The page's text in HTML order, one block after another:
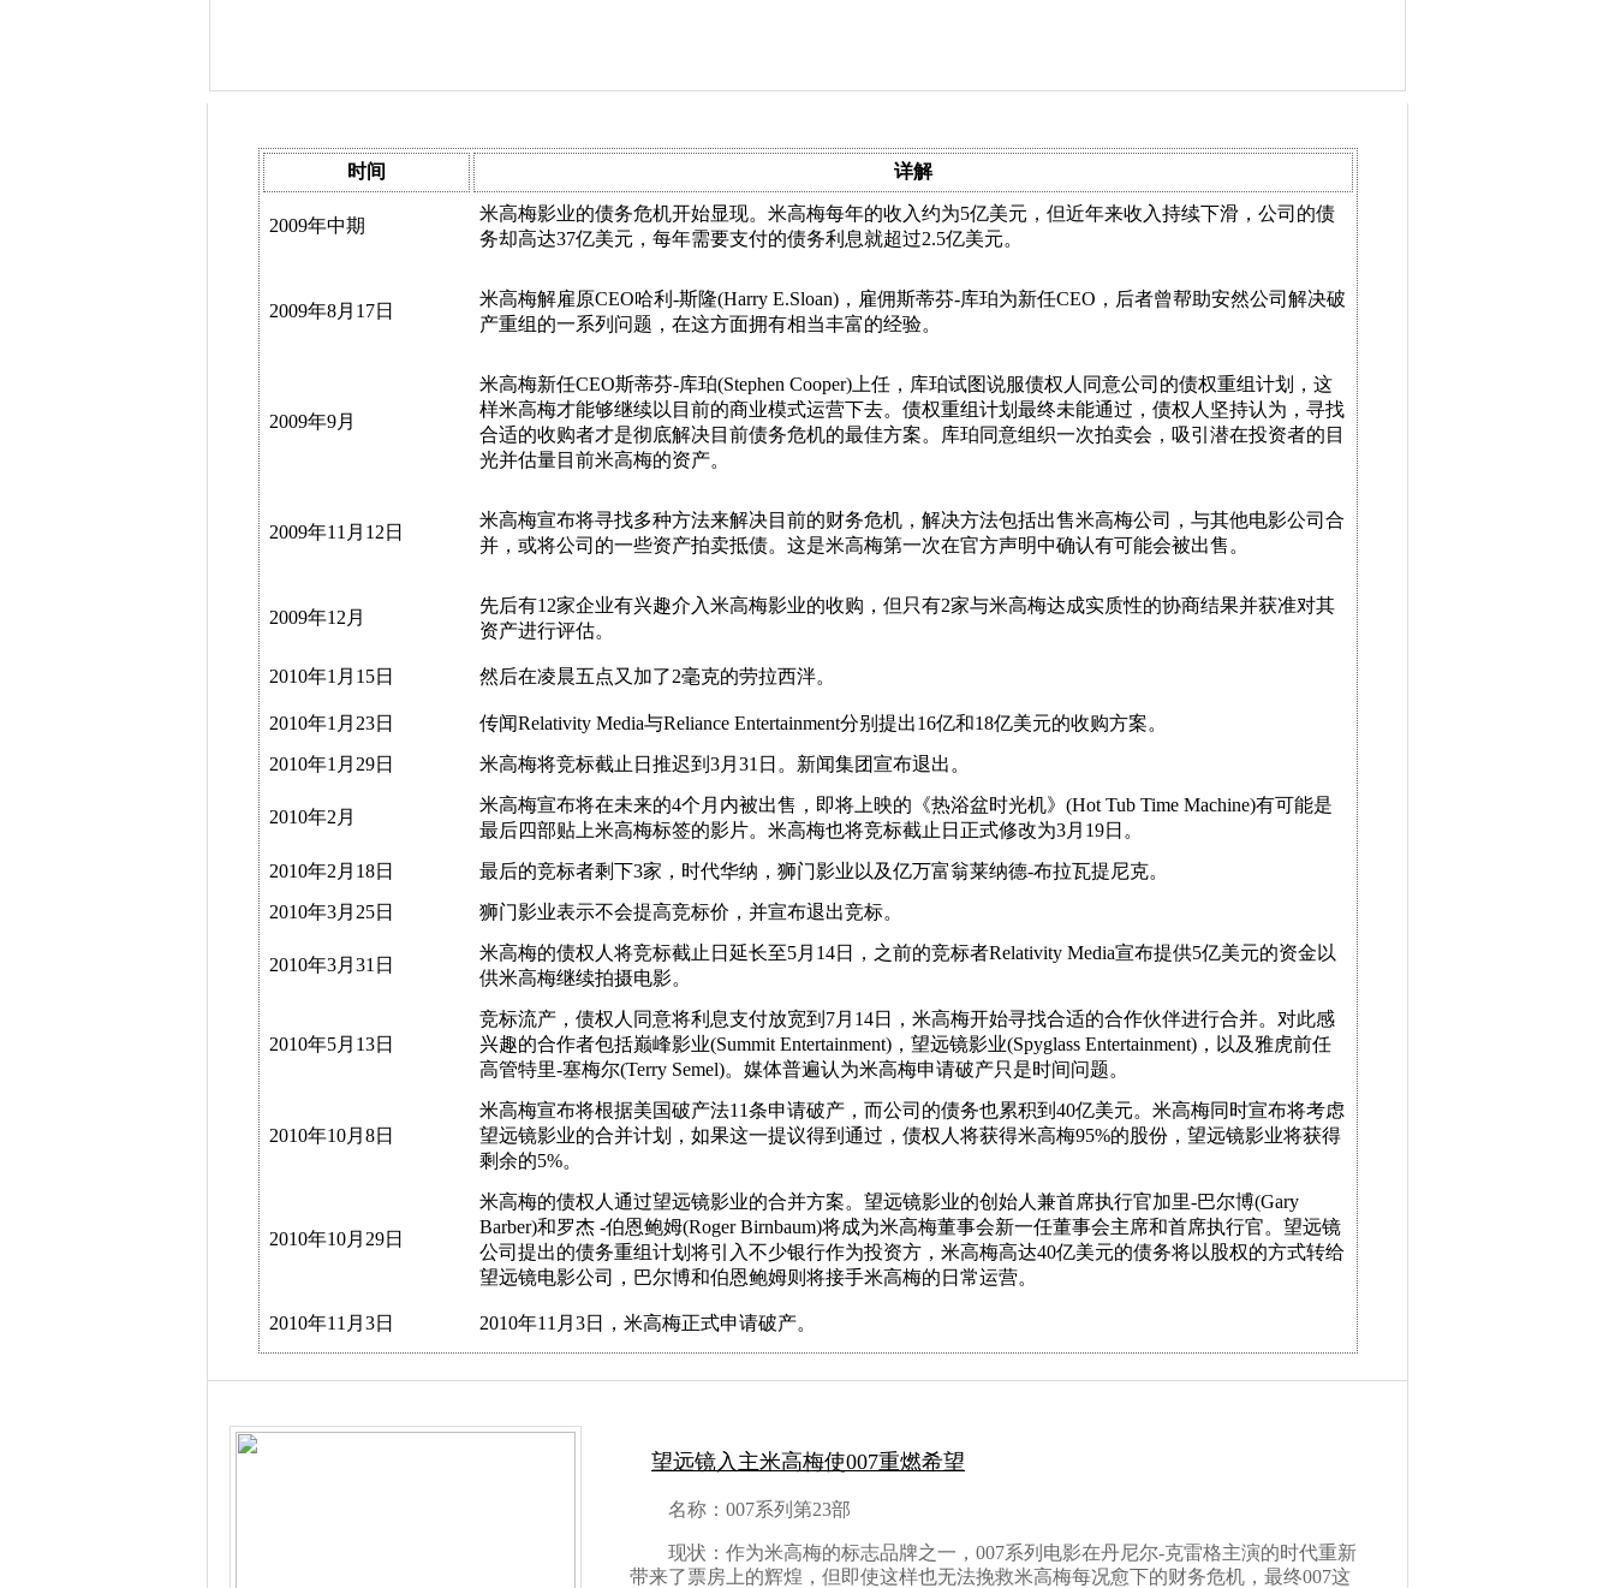
时间 详解
2009年中期
米高梅影业的债务危机开始显现。米高梅每年的收入约为5亿美元，但近年来收入持续下滑，公司的债
务却高达37亿美元，每年需要支付的债务利息就超过2.5亿美元。
2009年8月17日
米高梅解雇原CEO哈利-斯隆(Harry E.Sloan)，雇佣斯蒂芬-库珀为新任CEO，后者曾帮助安然公司解决破
产重组的一系列问题，在这方面拥有相当丰富的经验。
2009年9月
米高梅新任CEO斯蒂芬-库珀(Stephen Cooper)上任，库珀试图说服债权人同意公司的债权重组计划，这
样米高梅才能够继续以目前的商业模式运营下去。债权重组计划最终未能通过，债权人坚持认为，寻找
合适的收购者才是彻底解决目前债务危机的最佳方案。库珀同意组织一次拍卖会，吸引潜在投资者的目
光并估量目前米高梅的资产。
2009年11月12日
米高梅宣布将寻找多种方法来解决目前的财务危机，解决方法包括出售米高梅公司，与其他电影公司合
并，或将公司的一些资产拍卖抵债。这是米高梅第一次在官方声明中确认有可能会被出售。
2009年12月
先后有12家企业有兴趣介入米高梅影业的收购，但只有2家与米高梅达成实质性的协商结果并获准对其
资产进行评估。
2010年1月15日 然后在凌晨五点又加了2毫克的劳拉西泮。
2010年1月23日
传闻Relativity Media与Reliance Entertainment分别提出16亿和18亿美元的收购方案。
2010年1月29日
米高梅将竞标截止日推迟到3月31日。新闻集团宣布退出。
2010年2月
米高梅宣布将在未来的4个月内被出售，即将上映的《热浴盆时光机》(Hot Tub Time Machine)有可能是
最后四部贴上米高梅标签的影片。米高梅也将竞标截止日正式修改为3月19日。
2010年2月18日
最后的竞标者剩下3家，时代华纳，狮门影业以及亿万富翁莱纳德-布拉瓦提尼克。
2010年3月25日
狮门影业表示不会提高竞标价，并宣布退出竞标。
2010年3月31日
米高梅的债权人将竞标截止日延长至5月14日，之前的竞标者Relativity Media宣布提供5亿美元的资金以
供米高梅继续拍摄电影。
2010年5月13日
竞标流产，债权人同意将利息支付放宽到7月14日，米高梅开始寻找合适的合作伙伴进行合并。对此感
兴趣的合作者包括巅峰影业(Summit Entertainment)，望远镜影业(Spyglass Entertainment)，以及雅虎前任
高管特里-塞梅尔(Terry Semel)。媒体普遍认为米高梅申请破产只是时间问题。
2010年10月8日
米高梅宣布将根据美国破产法11条申请破产，而公司的债务也累积到40亿美元。米高梅同时宣布将考虑
望远镜影业的合并计划，如果这一提议得到通过，债权人将获得米高梅95%的股份，望远镜影业将获得
剩余的5%。
2010年10月29日
米高梅的债权人通过望远镜影业的合并方案。望远镜影业的创始人兼首席执行官加里-巴尔博(Gary
Barber)和罗杰 -伯恩鲍姆(Roger Birnbaum)将成为米高梅董事会新一任董事会主席和首席执行官。望远镜
公司提出的债务重组计划将引入不少银行作为投资方，米高梅高达40亿美元的债务将以股权的方式转给
望远镜电影公司，巴尔博和伯恩鲍姆则将接手米高梅的日常运营。
2010年11月3日 2010年11月3日，米高梅正式申请破产。
望远镜入主米高梅使007重燃希望
名称：007系列第23部
现状：作为米高梅的标志品牌之一，007系列电影在丹尼尔-克雷格主演的时代重新
带来了票房上的辉煌，但即使这样也无法挽救米高梅每况愈下的财务危机，最终007这